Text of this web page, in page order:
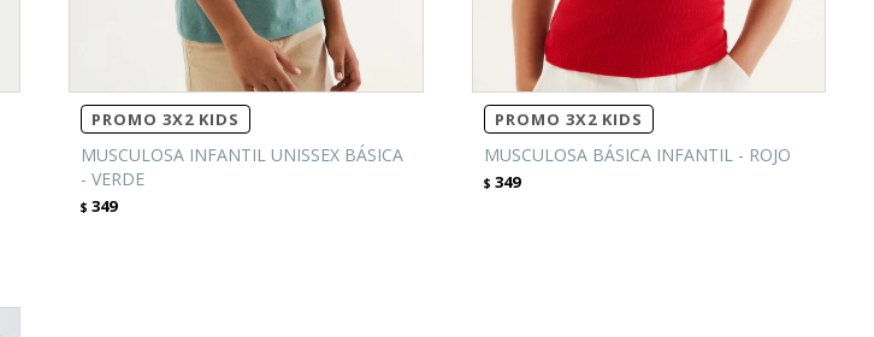
PROMO 3X2 KIDS
MUSCULOSA INFANTIL UNISSEX BÁSICA
- VERDE
$ 349
PROMO 3X2 KIDS
MUSCULOSA BÁSICA INFANTIL - ROJO
$ 349